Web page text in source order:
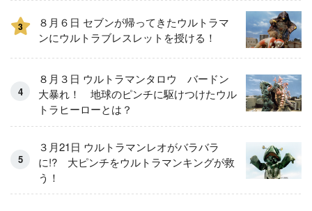
3
８月６日 セブンが帰ってきたウルトラマ
ンにウルトラブレスレットを授ける！
８月３日 ウルトラマンタロウ バードン
大暴れ！ 地球のピンチに駆けつけたウル
トラヒーローとは？
３月21日 ウルトラマンレオがバラバラ
に!? 大ピンチをウルトラマンキングが救
う！